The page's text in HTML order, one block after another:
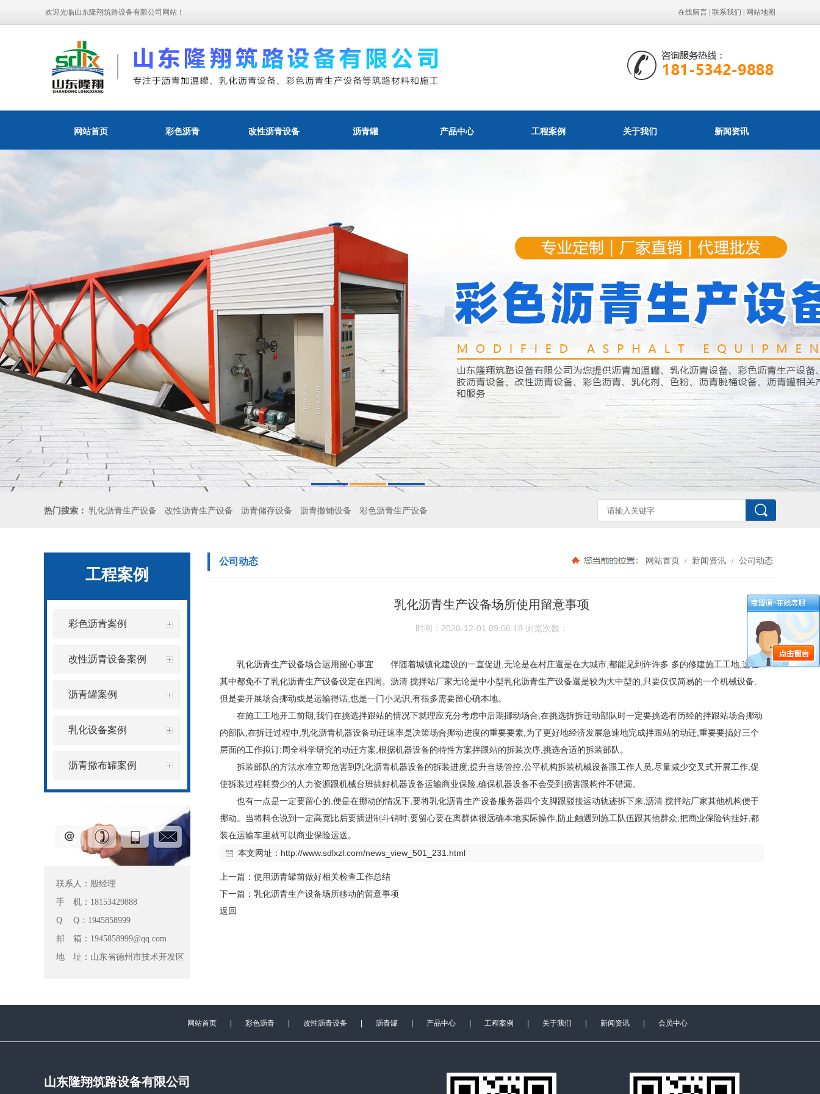
欢迎光临山东隆翔筑路设备有限公司网站！ 在线留言| 联系我们 网站地图
网站首页 彩色沥青 改性沥青设备 沥青罐 产品中心 工程案例 关于我们 新闻资讯
热门搜索： 乳化沥青生产设备 改性沥青生产设备 沥青储存设备 沥青撒铺设备 彩色沥青生产设备
工程案例
彩色沥青案例
改性沥青设备案例
沥青罐案例
乳化设备案例
沥青撒布罐案例
联系人：殷经理
手 机：18153429888
Q Q：1945858999
邮 箱：1945858999@qq.com
地 址：山东省德州市技术开发区
公司动态 网站首页 / 新闻资讯 / 公司动态
乳化沥青生产设备场所使用留意事项
时间：2020-12-01 09:06:18 浏览次数：
乳化沥青生产设备场合运用留心事宜 伴随着城镇化建设的一直促进,无论是在村庄還是在大城市,都能见到许许多 多的修建施工工地,这在
其中都免不了乳化沥青生产设备设定在四周。沥清 搅拌站厂家无论是中小型乳化沥青生产设备還是较为大中型的,只要仅仅简易的一个机械设备,
但是要开展场合挪动或是运输得话,也是一门小见识,有很多需要留心确本地。
在施工工地开工前期,我们在挑选拌跟站的情况下就理应充分考虑中后期挪动场合,在挑选拆拆迁动部队时一定要挑选有历经的拌跟站场合挪动
的部队,在拆迁过程中,乳化沥青机器设备动迁速率是决策场合挪动进度的重要要素,为了更好地经济发展急速地完成拌跟站的动迁,重要要搞好三个
层面的工作拟订:周全科学研究的动迁方案,根据机器设备的特性方案拌跟站的拆装次序,挑选合适的拆装部队。
拆装部队的方法水准立即危害到乳化沥青机器设备的拆装进度;提升当场管控,公平机构拆装机械设备跟工作人员,尽量减少交叉式开展工作,促
使拆装过程耗费少的人力资源跟机械台班搞好机器设备运输商业保险;确保机器设备不会受到损害跟构件不错漏。
也有一点是一定要留心的,便是在挪动的情况下,要将乳化沥青生产设备服务器四个支脚跟驳接运动轨迹拆下来,沥清 搅拌站厂家其他机构便于
挪动。当将料仓说到一定高宽比后要插进制斗销时;要留心要在离群体很远确本地实际操作,防止触遇到施工队伍跟其他群众;把商业保险钩挂好,都
装在运输车里就可以商业保险运送。
本文网址： http://www.sdlxzl.com/news_view_501_231.html
上一篇： 使用沥青罐前做好相关检查工作总结
下一篇： 乳化沥青生产设备场所移动的留意事项
返回
网站首页 彩色沥青 改性沥青设备 沥青罐 产品中心 工程案例 关于我们 新闻资讯 会员中心
山东隆翔筑路设备有限公司